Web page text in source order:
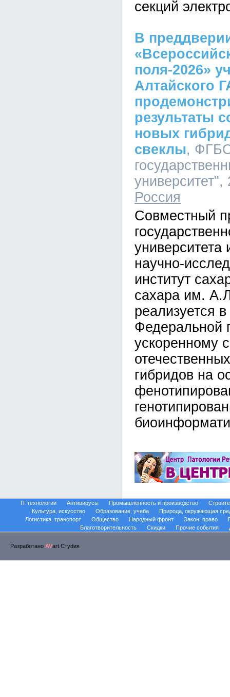
секций
В
поля-2026»
Алтайского
результаты
новых
свеклы,
Россия
Совместный
университета
научно-
институт
сахара им.
реализуется
Федеральной
ускоренному
гибридов на
IT технологии Антивирусы Промышленность и производство
Культура, искусство
Образование, учеба
Природа, окружающая
Логистика, транспорт
Общество Народный фронт Закон, право
Благотворительность
Скидки Прочие события
Разработано AVart.Стуdия